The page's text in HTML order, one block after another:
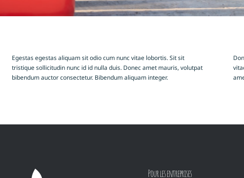
Egestas egestas aliquam sit odio cum nunc vitae lobortis. Sit sit
tristique sollicitudin nunc id id nulla duis. Donec amet mauris, volutpat
bibendum auctor consectetur. Bibendum aliquam integer.
Pour les entreprises